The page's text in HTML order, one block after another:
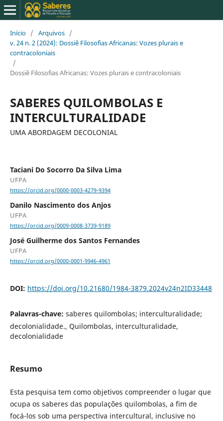
Início / Arquivos /
v. 24 n. 2 (2024): Dossiê Filosofias Africanas: Vozes plurais e
contracoloniais
/
Dossiê Filosofias Africanas: Vozes plurais e contracoloniais
SABERES QUILOMBOLAS E
INTERCULTURALIDADE
UMA ABORDAGEM DECOLONIAL
Taciani Do Socorro Da Silva Lima
UFPA
https://orcid.org/0000-0003-4279-9394
Danilo Nascimento dos Anjos
UFPA
https://orcid.org/0009-0008-3739-9189
José Guilherme dos Santos Fernandes
UFPA
https://orcid.org/0000-0001-9946-4961
DOI: https://doi.org/10.21680/1984-3879.2024v24n2ID33448
Palavras-chave: saberes quilombolas; interculturalidade;
decolonialidade., Quilombolas, interculturalidade,
decolonialidade
Resumo
Esta pesquisa tem como objetivos compreender o lugar que
ocupa os saberes das populações quilombolas, a fim de
focá-los sob uma perspectiva intercultural, inclusive no